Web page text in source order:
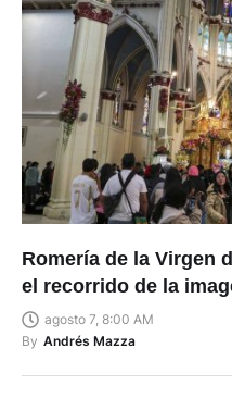
Romería de la Virgen
el recorrido de la
agosto 7, 8:00 AM
By Andrés Mazza